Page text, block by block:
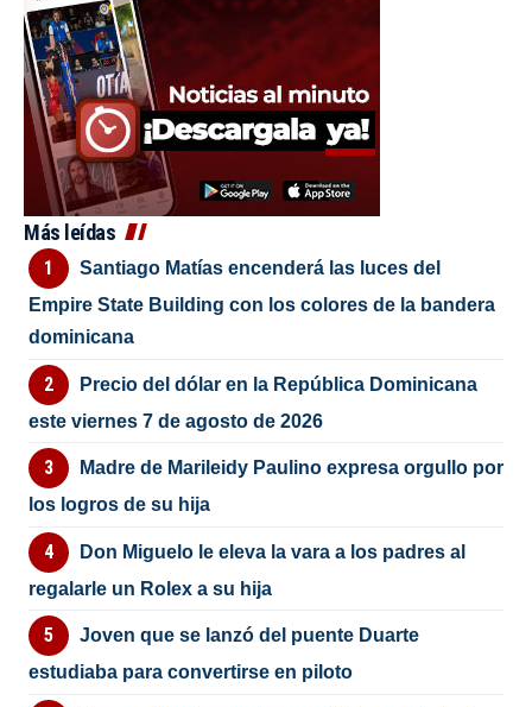
Más leídas
Santiago Matías encenderá las luces del
Empire State Building con los colores de la bandera
dominicana
Precio del dólar en la República Dominicana
este viernes 7 de agosto de 2026
Madre de Marileidy Paulino expresa orgullo por
los logros de su hija
Don Miguelo le eleva la vara a los padres al
regalarle un Rolex a su hija
Joven que se lanzó del puente Duarte
estudiaba para convertirse en piloto